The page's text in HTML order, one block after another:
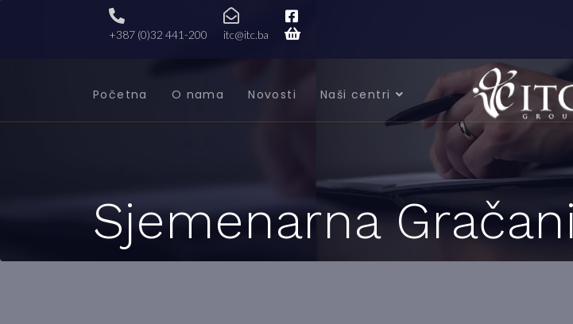
+387 (0)32 441-200 itc@itc.ba
Početna O nama Novosti Naši centri
Sjemenarna